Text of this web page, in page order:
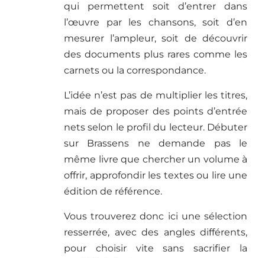
qui permettent soit d’entrer dans
l’œuvre par les chansons, soit d’en
mesurer l’ampleur, soit de découvrir
des documents plus rares comme les
carnets ou la correspondance.
L’idée n’est pas de multiplier les titres,
mais de proposer des points d’entrée
nets selon le profil du lecteur. Débuter
sur Brassens ne demande pas le
même livre que chercher un volume à
offrir, approfondir les textes ou lire une
édition de référence.
Vous trouverez donc ici une sélection
resserrée, avec des angles différents,
pour choisir vite sans sacrifier la